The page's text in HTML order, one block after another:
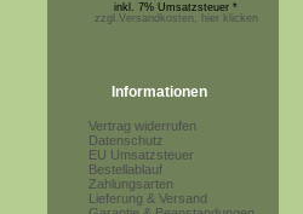
inkl. 7% Umsatzsteuer *
zzgl.Versandkosten, hier klicken
Informationen
Vertrag widerrufen
Datenschutz
EU Umsatzsteuer
Bestellablauf
Zahlungsarten
Lieferung & Versand